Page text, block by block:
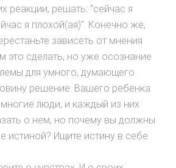
реакции, решать: "сейчас я
я плохой(ая)". Конечно же,
зависеть от мнения
это сделать, но уже осознание
для умного, думающего
решение. Вашего ребенка
люди, и каждый из них
о нем, но почему вы должны
истиной? Ищите истину в себе.